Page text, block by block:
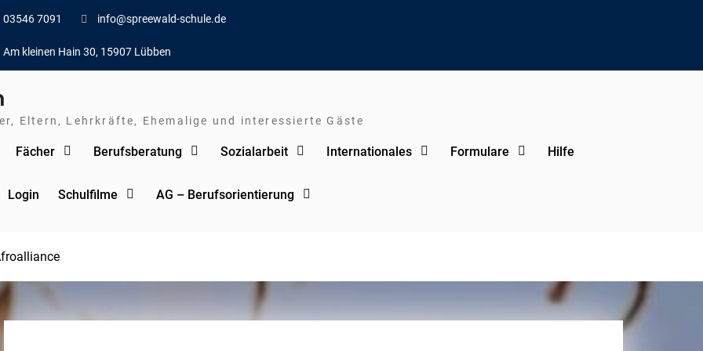
03546 7091 info@spreewald-schule.de
Am kleinen Hain 30, 15907 Lübben
Eltern, Lehrkräfte, Ehemalige und interessierte Gäste
Fächer Berufsberatung Sozialarbeit Internationales Formulare Hilfe
Login Schulfilme AG – Berufsorientierung